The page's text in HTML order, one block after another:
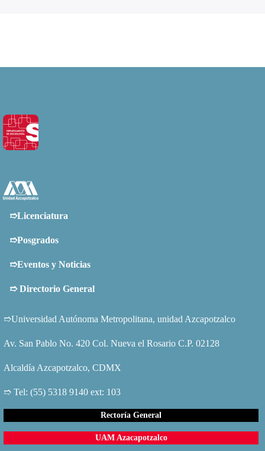
➱Licenciatura
➱Posgrados
➱Eventos y Noticias
➱Directorio General
➱Universidad Autónoma Metropolitana, unidad Azcapotzalco
Av. San Pablo No. 420 Col. Nueva el Rosario C.P. 02128
Alcaldía Azcapotzalco, CDMX
➱ Tel: (55) 5318 9140 ext: 103
Rectoría General
UAM Azacapotzalco